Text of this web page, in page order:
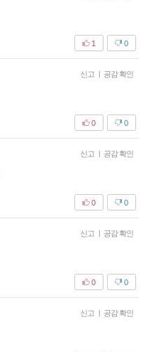
0
1
신고 | 공감 확인
0
0
신고 | 공감 확인
0
0
신고 | 공감 확인
0
0
신고 | 공감 확인